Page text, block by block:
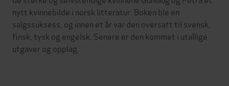
nytt kvinnebilde i norsk litteratur. Boken ble en
salgssuksess, og innen et år var den oversatt til svensk,
finsk, tysk og engelsk. Senere er den kommet i utallige
utgaver og opplag.